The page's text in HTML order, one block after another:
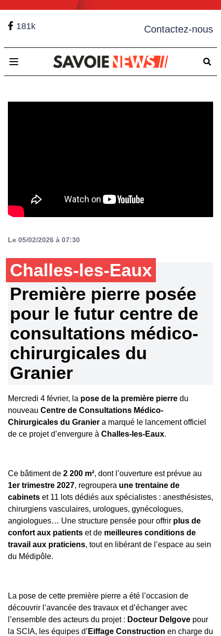
181k Contactez-nous
Open main menu
Le 05/02/2026 à 07:30
Challes-les-Eaux
Première pierre posée
pour le futur centre de
consultations médico-
chirurgicales du
Granier
Mercredi 4 février, la pose de la première pierre du
nouveau Centre de Consultations Médico-
Chirurgicales du Granier a marqué le lancement officiel
de ce projet d’envergure à Challes-les-Eaux.
Ce bâtiment de 2 200 m², dont l’ouverture est prévue au
1er trimestre 2027, regroupera une trentaine de
cabinets et 11 lots dédiés aux spécialistes : anesthésistes,
chirurgiens vasculaires, urologues, gynécologues,
angiologues… Une structure pensée pour offrir plus de
confort aux patients et de meilleures conditions de
travail aux praticiens, tout en libérant de l’espace au sein
du Médipôle.
La pose de cette première pierre a été l’occasion de
découvrir l’avancée des travaux et d’échanger avec
l’ensemble des acteurs du projet : Docteur Delgove pour
la SCIA, les équipes d’ Eiffage Construction en charge du